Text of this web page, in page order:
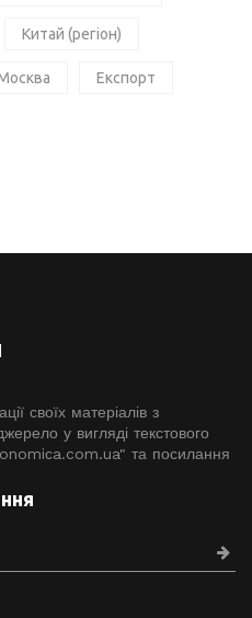
Китай (регіон)
Експорт
своїх матеріалів з
у вигляді текстового
та посилання